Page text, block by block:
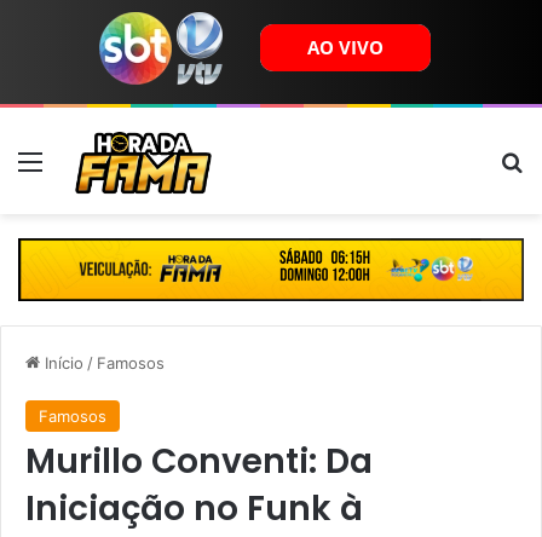
Menu
Início / Famosos
Famosos
Murillo Conventi: Da
Iniciação no Funk à